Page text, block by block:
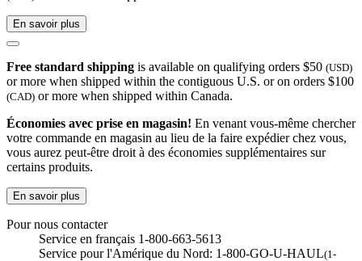
En savoir plus
Free standard shipping is available on qualifying orders $50 (USD)
or more when shipped within the contiguous U.S. or on orders $100
(CAD) or more when shipped within Canada.
Économies avec prise en magasin! En venant vous-même chercher
votre commande en magasin au lieu de la faire expédier chez vous,
vous aurez peut-être droit à des économies supplémentaires sur
certains produits.
En savoir plus
Pour nous contacter
Service en français 1-800-663-5613
Service pour l'Amérique du Nord: 1-800-GO-U-HAUL(1-